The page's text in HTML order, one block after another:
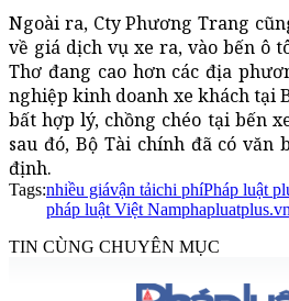
Ngoài ra, Cty Phương Trang
về giá dịch vụ xe ra, vào bến ô
Thơ đang cao hơn các địa
nghiệp kinh doanh xe khách tại
bất hợp lý, chồng chéo tại bến
sau đó, Bộ Tài chính đã có
định.
Tags:nhiều giávận tảichi phíPháp luật
pháp luật Việt Namphapluatplus.vn
TIN CÙNG CHUYÊN MỤC